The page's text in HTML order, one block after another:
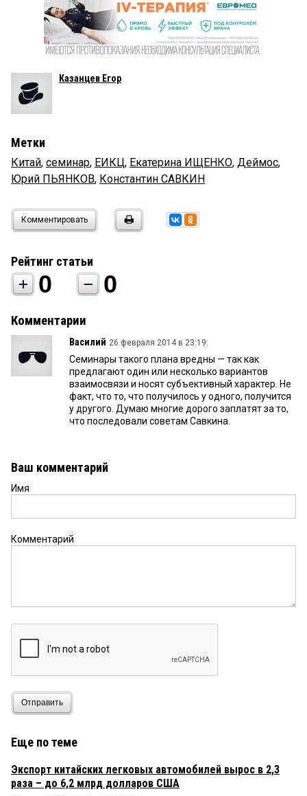
Казанцев Егор
Метки
Китай, семинар, ЕИКЦ, Екатерина ИЩЕНКО, Деймос,
Юрий ПЬЯНКОВ, Константин САВКИН
Комментировать
Рейтинг статьи
0 0
Комментарии
Василий 26 февраля 2014 в 23:19:
Семинары такого плана вредны — так как
предлагают один или несколько вариантов
взаимосвязи и носят субъективный характер. Не
факт, что то, что получилось у одного, получится
у другого. Думаю многие дорого заплатят за то,
что последовали советам Савкина.
Ваш комментарий
Имя
Комментарий
Отправить
Еще по теме
Экспорт китайских легковых автомобилей вырос в 2,3
раза – до 6,2 млрд долларов США